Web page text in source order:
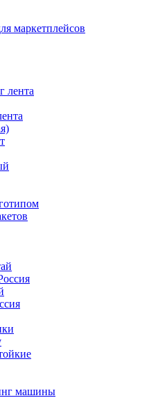
маркетплейсов
лента
машины